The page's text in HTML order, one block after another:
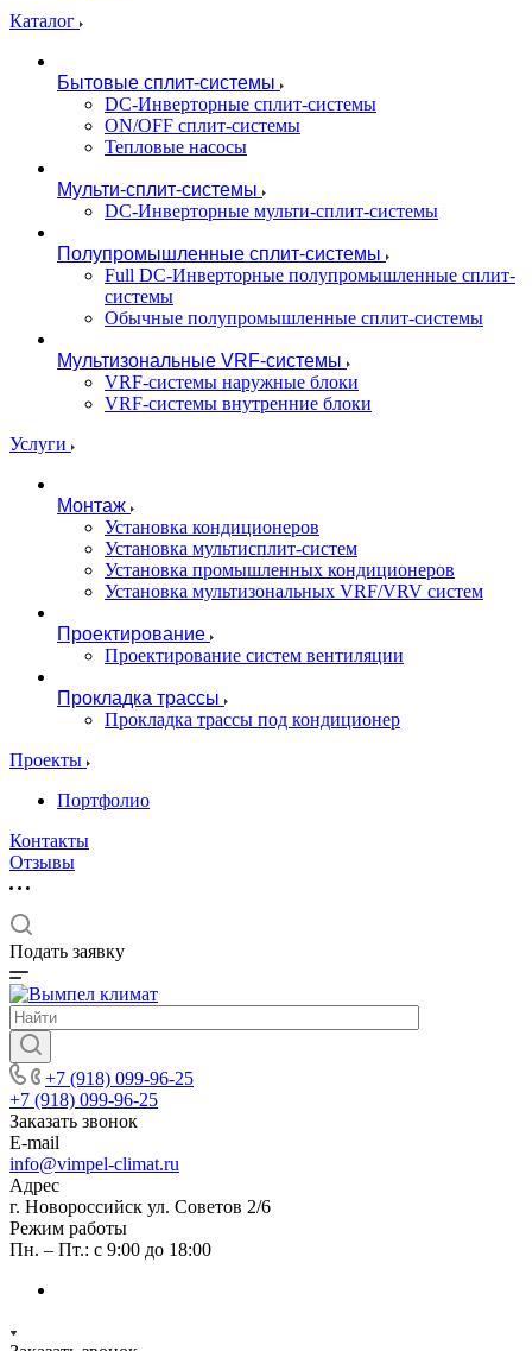
Каталог
Бытовые сплит-системы
DC-Инверторные сплит-системы
ON/OFF сплит-системы
Тепловые насосы
Мульти-сплит-системы
DC-Инверторные мульти-сплит-системы
Полупромышленные сплит-системы
Full DC-Инверторные полупромышленные сплит-
системы
Обычные полупромышленные сплит-системы
Мультизональные VRF-системы
VRF-системы наружные блоки
VRF-системы внутренние блоки
Услуги
Монтаж
Установка кондиционеров
Установка мультисплит-систем
Установка промышленных кондиционеров
Установка мультизональных VRF/VRV систем
Проектирование
Проектирование систем вентиляции
Прокладка трассы
Прокладка трассы под кондиционер
Проекты
Портфолио
Контакты
Отзывы
Подать заявку
+7 (918) 099-96-25
+7 (918) 099-96-25
Заказать звонок
E-mail
info@vimpel-climat.ru
Адрес
г. Новороссийск ул. Советов 2/6
Режим работы
Пн. – Пт.: с 9:00 до 18:00